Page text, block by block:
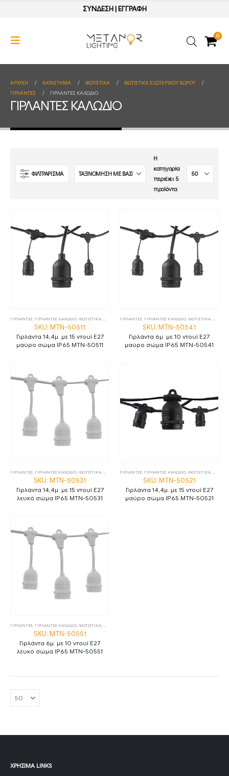
ΣΥΝΔΕΣΗ| ΕΓΓΡΑΦΗ
0
ΑΡΧΙΚΉ ΚΑΤΆΣΤΗΜΑ ΦΩΤΙΣΤΙΚΑ
ΦΩΤΙΣΤΙΚΑ ΕΞΩΤΕΡΙΚΟΥ ΧΩΡΟΥ
ΓΙΡΛΑΝΤΕΣ
ΓΙΡΛΑΝΤΕΣ ΚΑΛΩΔΙΟ
ΓΙΡΛΑΝΤΕΣ ΚΑΛΩΔΙΟ
ΦΙΛΤΡΑΡΙΣΜΑ
Η
κατηγορία
περιέχει 5
προϊόντα
ΓΙΡΛΑΝΤΕΣ, ΓΙΡΛΑΝΤΕΣ ΚΑΛΩΔΙΟ, ΦΩΤΙΣΤΙΚΑ, ΦΩΤΙΣΤΙΚΑ ΕΞΩΤΕΡΙΚΟΥ ΧΩΡΟΥ
SKU: MTN-50511
Γιρλάντα 14,4μ. με 15 ντουϊ E27
μαύρο σώμα IP65 MTN-50511
ΓΙΡΛΑΝΤΕΣ, ΓΙΡΛΑΝΤΕΣ ΚΑΛΩΔΙΟ, ΦΩΤΙΣΤΙΚΑ,
SKU: MTN-50541
Γιρλάντα 6μ. με 10 ντουϊ E27
μαύρο σώμα IP65 MTN-50541
ΓΙΡΛΑΝΤΕΣ ΓΙΡΛΑΝΤΕΣ ΚΑΛΩΔΙΟ ΦΩΤΙΣΤΙΚΑ ΦΩΤΙΣΤΙΚΑ ΕΞΩΤΕΡΙΚΟΥ ΧΩΡΟΥ
SKU: MTN-50531
Γιρλάντα 14,4μ. με 15 ντουϊ E27
λευκό σώμα IP65 MTN-50531
ΓΙΡΛΑΝΤΕΣ ΓΙΡΛΑΝΤΕΣ ΚΑΛΩΔΙΟ ΦΩΤΙΣΤΙΚΑ
SKU: MTN-50521
Γιρλάντα 14,4μ. με 15 ντουϊ E27
μαύρο σώμα IP65 MTN-50521
ΓΙΡΛΑΝΤΕΣ ΓΙΡΛΑΝΤΕΣ ΚΑΛΩΔΙΟ ΦΩΤΙΣΤΙΚΑ
SKU: MTN-50551
Γιρλάντα 6μ. με 10 ντουϊ E27
λευκό σώμα IP65 MTN-50551
ΧΡΉΣΙΜΑ LINKS